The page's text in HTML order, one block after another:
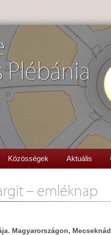
Plébánia
Közösségek Aktuális
– emléknap
Magyarországon,